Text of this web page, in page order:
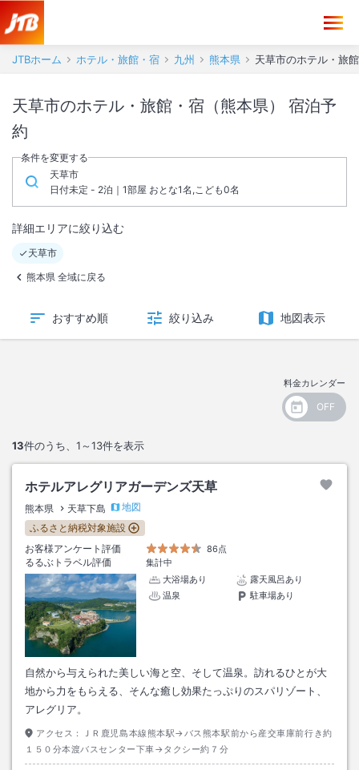
JTBホーム ホテル・旅館・宿 九州 熊本県 天草市のホテル・旅
天草市のホテル・旅館・宿（熊本県） 宿泊予
約
条件を変更する
天草市
日付未定 - 2泊｜1部屋 おとな1名,こども0名
詳細エリアに絞り込む
天草市
熊本県 全域に戻る
おすすめ順 絞り込み 地図表示
料金カレンダー
13件のうち、 1～13件を表示
ホテルアレグリアガーデンズ天草
熊本県 天草下島
地図
ふるさと納税対象施設
お客様アンケート評価
86点
るるぶトラベル評価
集計中
大浴場あり
露天風呂あり
温泉
駐車場あり
自然から与えられた美しい海と空、そして温泉。訪れるひとが大
地から力をもらえる、そんな癒し効果たっぷりのスパリゾート、
アレグリア。
アクセス：
ＪＲ鹿児島本線熊本駅→バス熊本駅前から産交車庫前行き約
１５０分本渡バスセンター下車→タクシー約７分